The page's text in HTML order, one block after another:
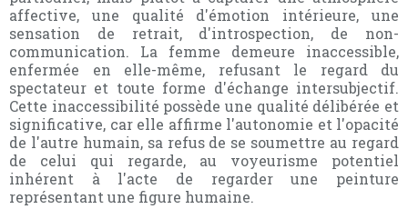
affective, une qualité d'émotion intérieure, une
sensation de retrait, d'introspection, de non-
communication. La femme demeure inaccessible,
enfermée en elle-même, refusant le regard du
spectateur et toute forme d'échange intersubjectif.
Cette inaccessibilité possède une qualité délibérée et
significative, car elle affirme l'autonomie et l'opacité
de l'autre humain, sa refus de se soumettre au regard
de celui qui regarde, au voyeurisme potentiel
inhérent à l'acte de regarder une peinture
représentant une figure humaine.